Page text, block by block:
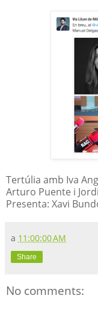
Tertúlia amb Iva
Arturo Puente i
Presenta: Xavi
a 11:00:00 AM
Share
No comments: